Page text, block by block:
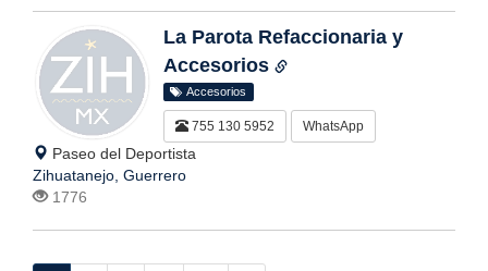
La Parota Refaccionaria y
Accesorios
Accesorios
755 130 5952 WhatsApp
Paseo del Deportista
Zihuatanejo, Guerrero
1776